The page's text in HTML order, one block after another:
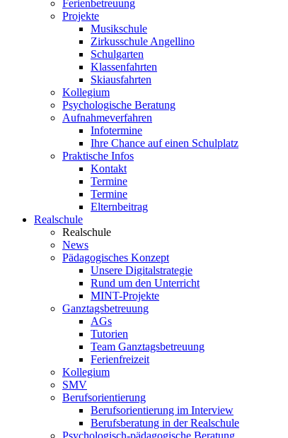
Ferienbetreuung
Projekte
Musikschule
Zirkusschule Angellino
Schulgarten
Klassenfahrten
Skiausfahrten
Kollegium
Psychologische Beratung
Aufnahmeverfahren
Infotermine
Ihre Chance auf einen Schulplatz
Praktische Infos
Kontakt
Termine
Termine
Elternbeitrag
Realschule
Realschule
News
Pädagogisches Konzept
Unsere Digitalstrategie
Rund um den Unterricht
MINT-Projekte
Ganztagsbetreuung
AGs
Tutorien
Team Ganztagsbetreuung
Ferienfreizeit
Kollegium
SMV
Berufsorientierung
Berufsorientierung im Interview
Berufsberatung in der Realschule
Psychologisch-pädagogische Beratung